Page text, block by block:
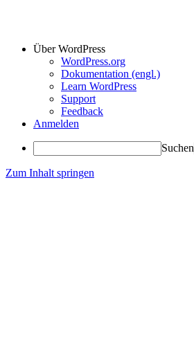
Über WordPress
WordPress.org
Dokumentation (engl.)
Learn WordPress
Support
Feedback
Anmelden
Suchen
Zum Inhalt springen